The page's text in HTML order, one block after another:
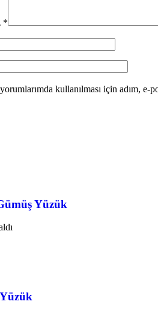
*
kullanılması için adım, e-
Yüzük